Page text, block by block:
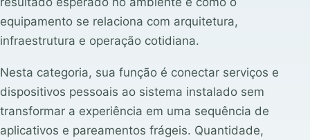
equipamento se relaciona com arquitetura,
infraestrutura e operação cotidiana.
Nesta categoria, sua função é conectar serviços e
dispositivos pessoais ao sistema instalado sem
transformar a experiência em uma sequência de
aplicativos e pareamentos frágeis. Quantidade,